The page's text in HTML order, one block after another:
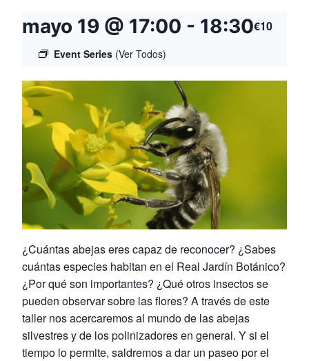
mayo 19 @ 17:00 - 18:30
Event Series (Ver Todos)
€10
¿Cuántas abejas eres capaz de reconocer? ¿Sabes
cuántas especies habitan en el Real Jardín Botánico?
¿Por qué son importantes? ¿Qué otros insectos se
pueden observar sobre las flores? A través de este
taller nos acercaremos al mundo de las abejas
silvestres y de los polinizadores en general. Y si el
tiempo lo permite, saldremos a dar un paseo por el